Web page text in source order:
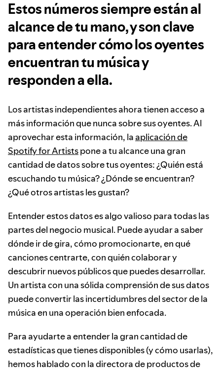
Estos números siempre están al
alcance de tu mano, y son clave
para entender cómo los oyentes
encuentran tu música y
responden a ella.
Los artistas independientes ahora tienen acceso a
más información que nunca sobre sus oyentes. Al
aprovechar esta información, la aplicación de
Spotify for Artistspone a tu alcance una gran
cantidad de datos sobre tus oyentes: ¿Quién está
escuchando tu música? ¿Dónde se encuentran?
¿Qué otros artistas les gustan?
Entender estos datos es algo valioso para todas las
partes del negocio musical. Puede ayudar a saber
dónde ir de gira, cómo promocionarte, en qué
canciones centrarte, con quién colaborar y
descubrir nuevos públicos que puedes desarrollar.
Un artista con una sólida comprensión de sus datos
puede convertir las incertidumbres del sector de la
música en una operación bien enfocada.
Para ayudarte a entender la gran cantidad de
estadísticas que tienes disponibles (y cómo usarlas),
hemos hablado con la directora de productos de